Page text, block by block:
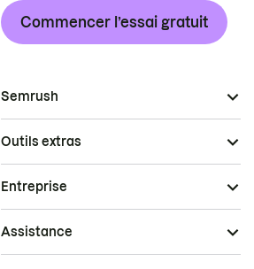
Commencer l’essai gratuit
Semrush
Outils extras
Entreprise
Assistance